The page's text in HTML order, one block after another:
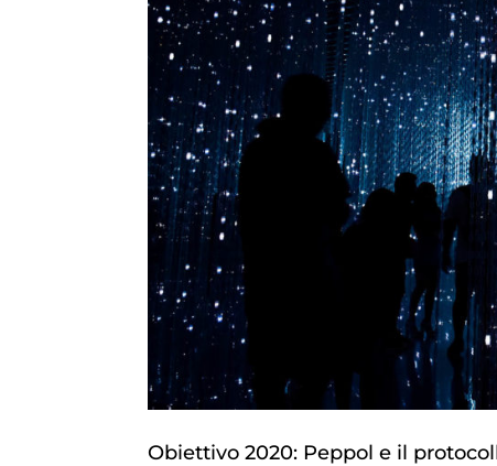
Obiettivo 2020: Peppol e il